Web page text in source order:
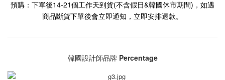
預購：下單後14-21個工作天到貨(不含假日&韓國休市期間)，如遇
商品斷貨下單後會立即通知，立即安排退款。
韓國設計師品牌 Percentage